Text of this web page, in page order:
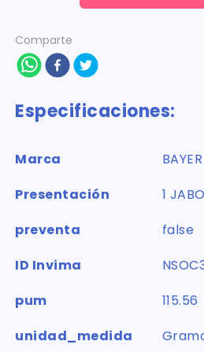
Comparte
Especificaciones:
Marca
BAYER
Presentación
1
preventa
false
ID Invima
pum
115.56
unidad_medida